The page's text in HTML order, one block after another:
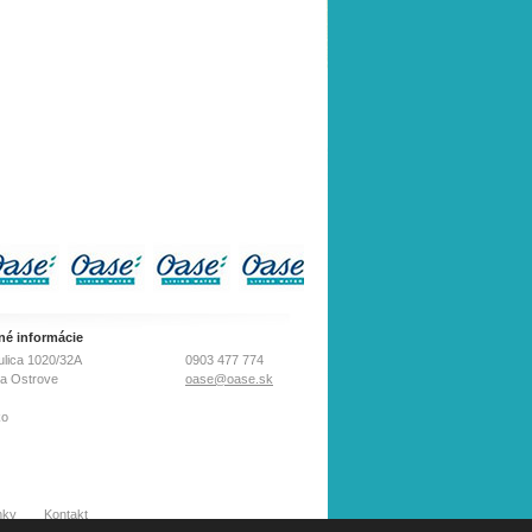
informácie
0903 477 774
oase@oase.sk
1020/32A
Ostrove
Kontakt